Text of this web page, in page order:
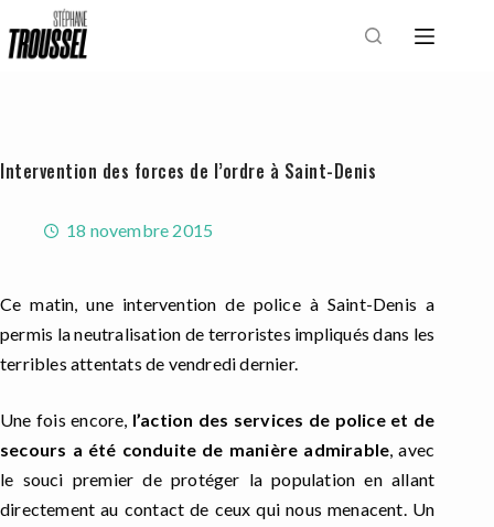
au
Intervention des forces de l’ordre à Saint-Denis
18 novembre 2015
Ce matin, une intervention de police à Saint-Denis a
permis la neutralisation de terroristes impliqués dans les
terribles attentats de vendredi dernier.
Une fois encore, l’action des services de police et de
secours a été conduite de manière admirable, avec
le souci premier de protéger la population en allant
directement au contact de ceux qui nous menacent. Un